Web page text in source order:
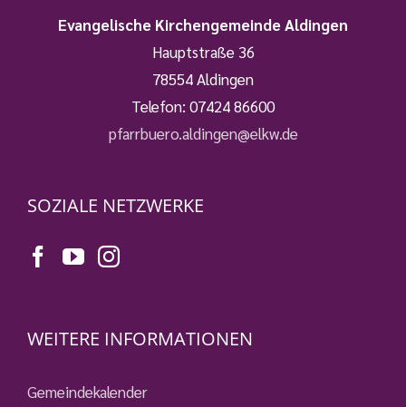
Evangelische Kirchengemeinde Aldingen
Hauptstraße 36
78554 Aldingen
Telefon: 07424 86600
pfarrbuero.aldingen@elkw.de
SOZIALE NETZWERKE
WEITERE INFORMATIONEN
Gemeindekalender